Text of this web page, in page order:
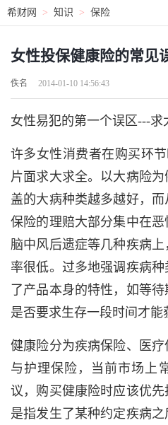
希财网 > 知识 > 保险
女性投保健康险的常见
佚名 2014-01-10 14:56:43
女性易犯的第一个误区---求
许多女性消费者在购买环
片面求大求全。以大病险
盖的大病种类越多越好，
保险的理赔大部分集中在恶
脑中风后遗症等几种疾病
率很低。过多地强调疾病
了产品本身的特性，如等
是否要求生存一段时间才能
健康险分为疾病保险、医
与护理保险，当前市场上
议，购买健康险时应该优
是指发生了某种约定疾病之